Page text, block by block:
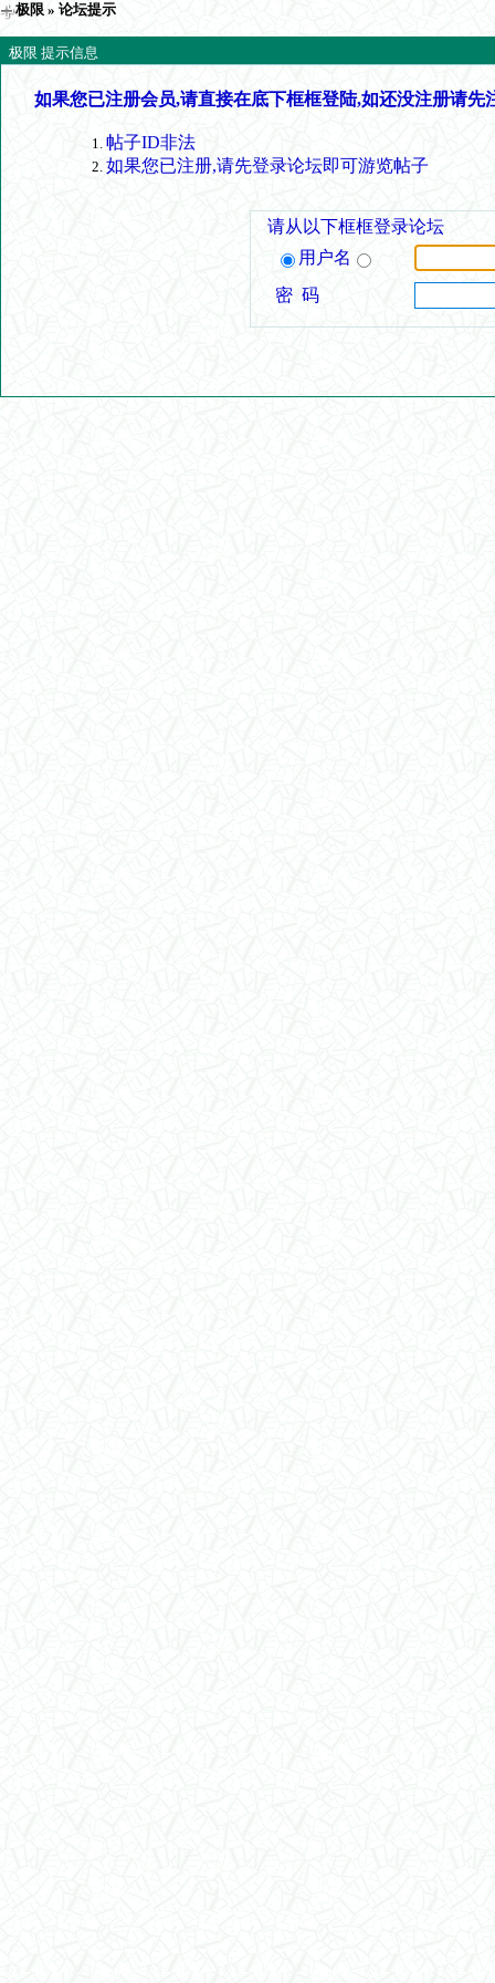
极限 » 论坛提示
极限 提示信息
如果您已注册会员,请直接在底下框框登陆,如还没注册请先
帖子ID非法
如果您已注册,请先登录论坛即可游览帖子
请从以下框框登录论坛
用户名
密 码